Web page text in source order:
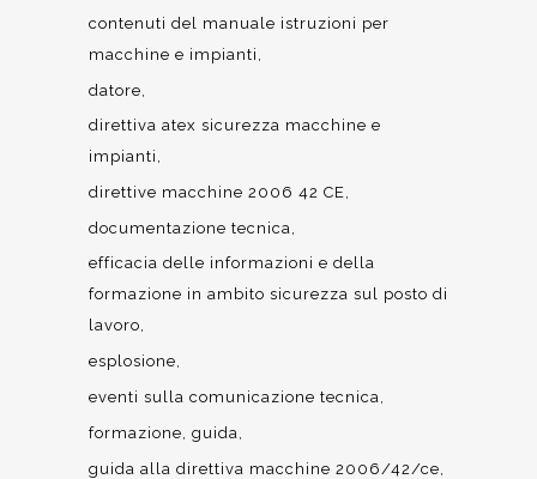
contenuti del manuale istruzioni per
macchine e impianti
datore
direttiva atex sicurezza macchine e
impianti
direttive macchine 2006 42 CE
documentazione tecnica
efficacia delle informazioni e della
formazione in ambito sicurezza sul posto di
lavoro
esplosione
eventi sulla comunicazione tecnica
formazione guida
guida alla direttiva macchine 2006/42/ce